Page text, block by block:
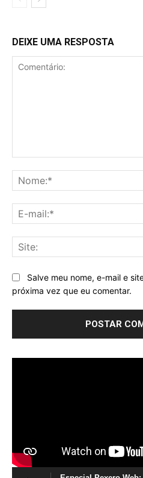
DEIXE UMA RESPOSTA
Salve meu nome, e-mail e
próxima vez que eu comentar.